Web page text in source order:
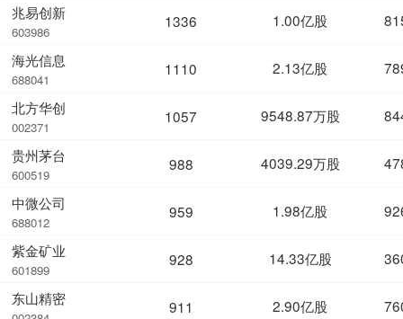
兆易创新
603986
海光信息
688041
北方华创
002371
贵州茅台
600519
中微公司
688012
紫金矿业
601899
东山精密
1336 1.00亿股
1110 2.13亿股
1057 9548.87万股
988 4039.29万股
959 1.98亿股
928 14.33亿股
911 2.90亿股